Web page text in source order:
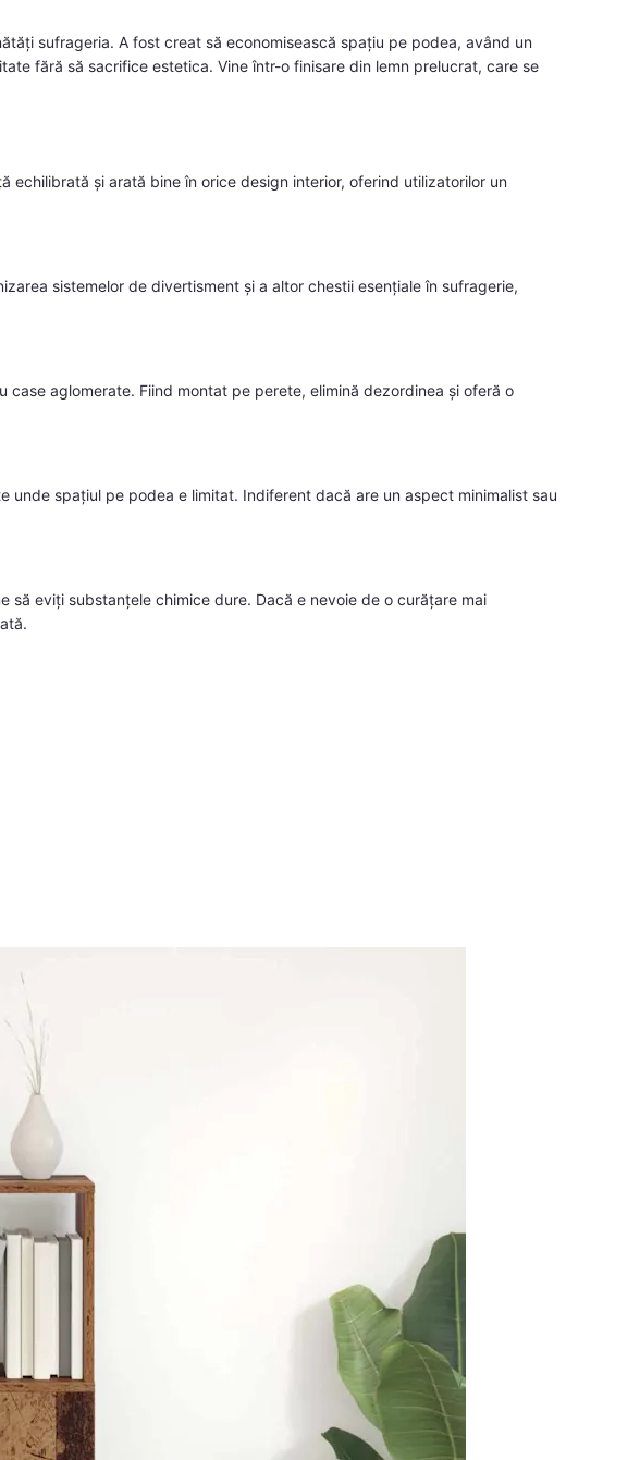
sufrageria. A fost creat să economisească spațiu pe podea, având un
fără să sacrifice estetica. Vine într-o finisare din lemn prelucrat, care se
și arată bine în orice design interior, oferind utilizatorilor un
sistemelor de divertisment și a altor chestii esențiale în sufragerie,
aglomerate. Fiind montat pe perete, elimină dezordinea și oferă o
spațiul pe podea e limitat. Indiferent dacă are un aspect minimalist sau
eviți substanțele chimice dure. Dacă e nevoie de o curățare mai